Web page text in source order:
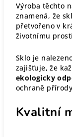
Výroba těchto
znamená, že
přetvořeno v
životnímu
Sklo je
zajišťuje, že
ekologicky
ochraně
Kvalitní